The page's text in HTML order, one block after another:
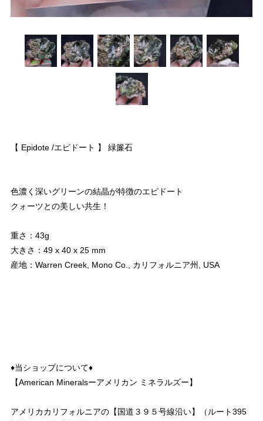
【 Epidote /エピドート 】 緑簾石
色濃く深いグリーンの結晶が特徴のエピドート
クォーツとの美しい共生！
重さ：43g
大きさ：49 x 40 x 25 mm
産地：Warren Creek, Mono Co., カリフォルニア州, USA
♦︎当ショップについて♦︎
【American Mineralsーアメリカン ミネラルズー】
アメリカカリフォルニアの【国道３９５号線沿い】（ルート395